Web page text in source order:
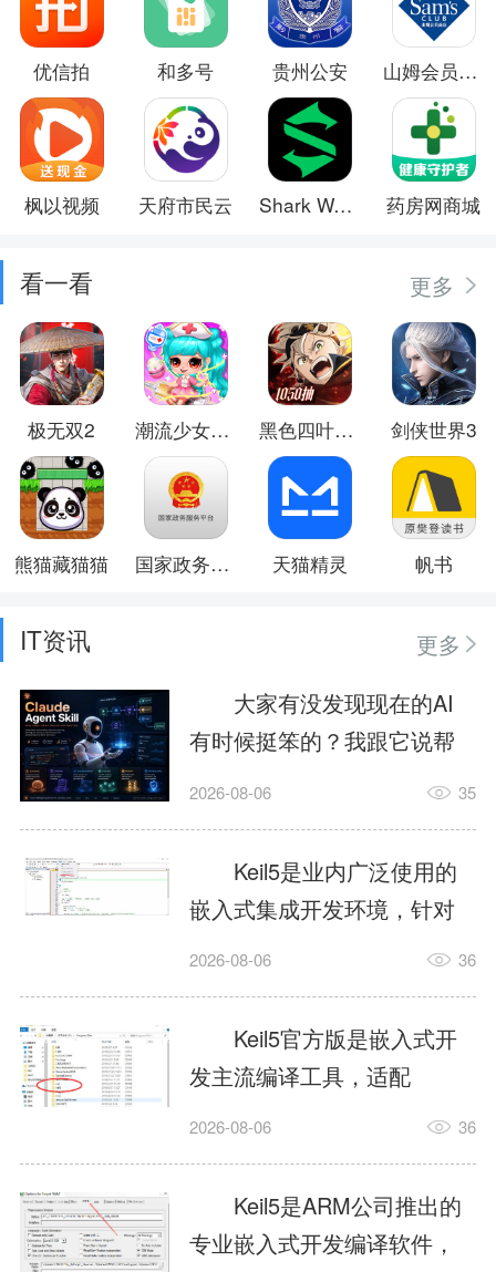
优信拍 和多号 贵州公安 山姆会员商店
枫以视频 天府市民云 Shark Wear 药房网商城
看一看 更多
极无双2 潮流少女日常换装 黑色四叶草 魔法帝之道 剑侠世界3
熊猫藏猫猫 国家政务服务平台 天猫精灵 帆书
IT资讯
更多
大家有没发现现在的AI
有时候挺笨的？我跟它说帮
我订个明天早上的闹钟，它
这样？因为AI，就是个只会
耍嘴皮子的书呆子。它脑子
里有海量知识，但没有真正
激发出来实力。而
AgentSkill，就是给AI大脑装
上的一双机械手，它真的能
解决很多问题。1什么是
AgentSkillSkill指...
2026-08-06 35
Keil5是业内广泛使用的
嵌入式集成开发环境，针对
ARM、51内核单片机提供编
力，代码编译稳定，调试工
具成熟，大量开源项目基于
该平台开发。新项目需要单
独下载对应芯片支持包，新
手配置难度较高，正版商业
授权费用不菲，未授权版本
存在程序容量限制，适合硬
2026-08-06 36
Keil5官方版是嵌入式开
发主流编译工具，适配
STM32、51单片机等多款芯
在线调试、代码仿真，兼容
众多厂商芯片安装包。软件
需要手动添加器件库，初次
2026-08-06 36
Keil5是ARM公司推出的
专业嵌入式开发编译软件，